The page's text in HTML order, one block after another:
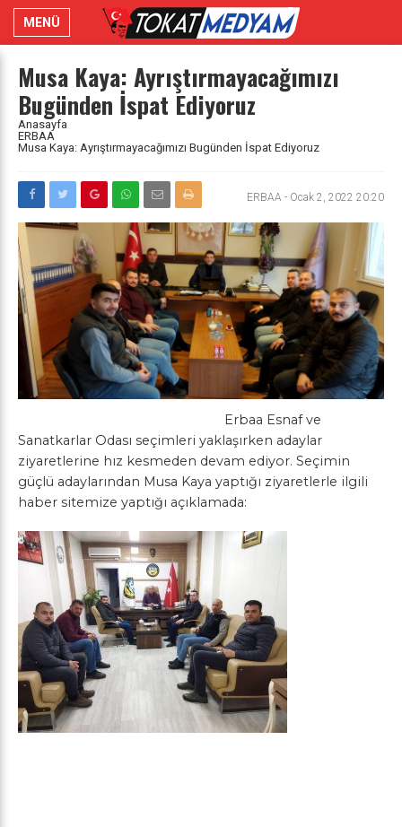
MENÜ
Musa Kaya: Ayrıştırmayacağımızı
Bugünden İspat Ediyoruz
Anasayfa
ERBAA
Musa Kaya: Ayrıştırmayacağımızı Bugünden İspat Ediyoruz
ERBAA - Ocak 2, 2022 20:20
Erbaa Esnaf ve
Sanatkarlar Odası seçimleri yaklaşırken adaylar
ziyaretlerine hız kesmeden devam ediyor. Seçimin
güçlü adaylarından Musa Kaya yaptığı ziyaretlerle ilgili
haber sitemize yaptığı açıklamada: